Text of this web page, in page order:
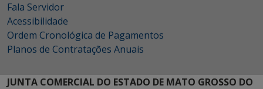
Fala Servidor
Acessibilidade
Ordem Cronológica de Pagamentos
Planos de Contratações Anuais
JUNTA COMERCIAL DO ESTADO DE MATO GROSSO DO